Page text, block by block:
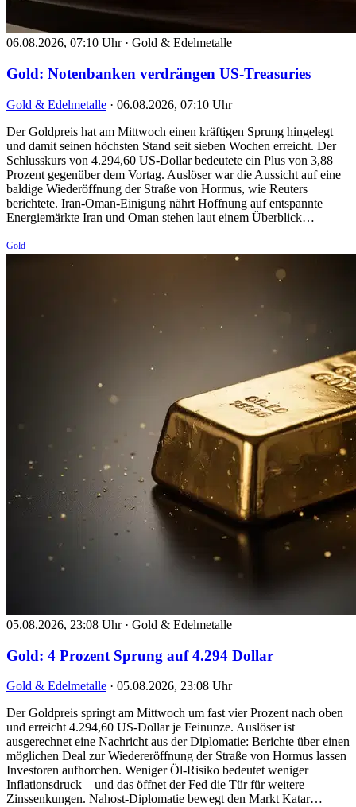
06.08.2026, 07:10 Uhr · Gold & Edelmetalle
Gold: Notenbanken verdrängen US-Treasuries
Gold & Edelmetalle · 06.08.2026, 07:10 Uhr
Der Goldpreis hat am Mittwoch einen kräftigen Sprung hingelegt
und damit seinen höchsten Stand seit sieben Wochen erreicht. Der
Schlusskurs von 4.294,60 US-Dollar bedeutete ein Plus von 3,88
Prozent gegenüber dem Vortag. Auslöser war die Aussicht auf eine
baldige Wiederöffnung der Straße von Hormus, wie Reuters
berichtete. Iran-Oman-Einigung nährt Hoffnung auf entspannte
Energiemärkte Iran und Oman stehen laut einem Überblick…
Gold
05.08.2026, 23:08 Uhr · Gold & Edelmetalle
Gold: 4 Prozent Sprung auf 4.294 Dollar
Gold & Edelmetalle · 05.08.2026, 23:08 Uhr
Der Goldpreis springt am Mittwoch um fast vier Prozent nach oben
und erreicht 4.294,60 US-Dollar je Feinunze. Auslöser ist
ausgerechnet eine Nachricht aus der Diplomatie: Berichte über einen
möglichen Deal zur Wiedereröffnung der Straße von Hormus lassen
Investoren aufhorchen. Weniger Öl-Risiko bedeutet weniger
Inflationsdruck – und das öffnet der Fed die Tür für weitere
Zinssenkungen. Nahost-Diplomatie bewegt den Markt Katar…